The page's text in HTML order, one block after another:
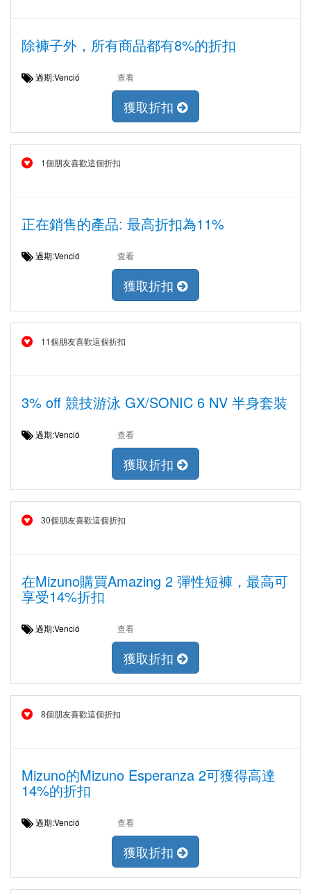
除褲子外，所有商品都有8%的折扣
過期:Venció 查看
獲取折扣
1個朋友喜歡這個折扣
正在銷售的產品: 最高折扣為11%
過期:Venció 查看
獲取折扣
11個朋友喜歡這個折扣
3% off 競技游泳 GX/SONIC 6 NV 半身套裝
過期:Venció 查看
獲取折扣
30個朋友喜歡這個折扣
在Mizuno購買Amazing 2 彈性短褲，最高可
享受14%折扣
過期:Venció 查看
獲取折扣
8個朋友喜歡這個折扣
Mizuno的Mizuno Esperanza 2可獲得高達
14%的折扣
過期:Venció 查看
獲取折扣